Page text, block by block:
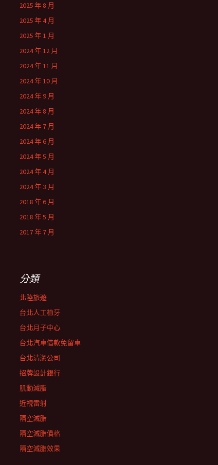
2025 年 8 月
2025 年 4 月
2025 年 1 月
2024 年 12 月
2024 年 11 月
2024 年 10 月
2024 年 9 月
2024 年 8 月
2024 年 7 月
2024 年 6 月
2024 年 5 月
2024 年 4 月
2024 年 3 月
2018 年 6 月
2018 年 5 月
2017 年 7 月
分類
北陸旅遊
台北人工植牙
台北月子中心
台北汽車借款免留車
台北清潔公司
招牌設計銀行
肌動減脂
近視雷射
隔空減脂
隔空減脂價格
隔空減脂效果